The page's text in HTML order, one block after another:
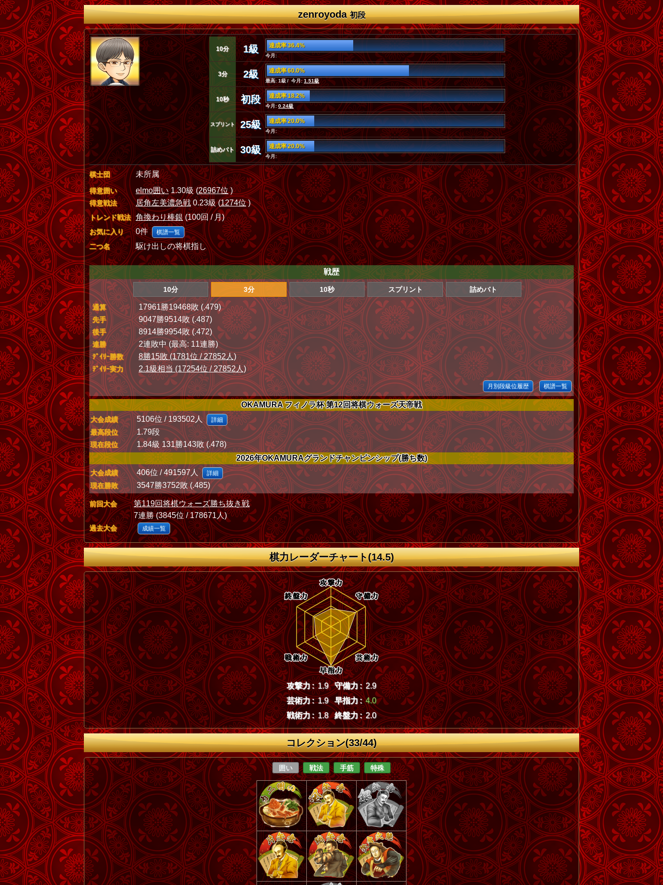
zenroyoda初段
10分 1級 達成率 36.4%
今月:
3分 2級 達成率 60.0%
最高: 1級 / 今月:1.51級
10秒 初段 達成率 18.2%
今月:0.24級
スプリント 25級 達成率 20.0%
今月:
詰めバト 30級 達成率 20.0%
今月:
棋士団 未所属
得意囲い elmo囲い1.30級 (26967位)
得意戦法 居角左美濃急戦0.23級 (1274位)
トレンド戦法 角換わり棒銀 (100回 / 月)
お気に入り 0件 棋譜一覧
二つ名 駆け出しの将棋指し
戦歴
10分 3分 10秒 スプリント 詰めバト
通算 17961勝19468敗 (.479)
先手 9047勝9514敗 (.487)
後手 8914勝9954敗 (.472)
連勝 2連敗中 (最高: 11連勝)
ﾃﾞｲﾘｰ勝数 8勝15敗 (1781位 / 27852人)
ﾃﾞｲﾘｰ実力 2.1級相当 (17254位 / 27852人)
月別段級位履歴 棋譜一覧
OKAMURA フィノラ杯 第12回将棋ウォーズ天帝戦
大会成績 5106位 / 193502人 詳細
最高段位 1.79段
現在段位
1.84級 131勝143敗 (.478)
2026年OKAMURAグランドチャンピンシップ(勝ち数)
大会成績 406位 / 491597人 詳細
現在勝敗 3547勝3752敗 (.485)
前回大会
第119回将棋ウォーズ勝ち抜き戦
7連勝 (3845位 / 178671人)
過去大会 成績一覧
棋力レーダーチャート(14.5)
攻撃力 : 1.9 守備力 : 2.9
芸術力 : 1.9 早指力 : 4.0
戦術力 : 1.8 終盤力 : 2.0
コレクション(33/44)
囲い 戦法 手筋 特殊